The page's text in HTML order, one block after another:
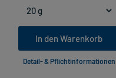
In den Warenkorb
Detail- & Pflichtinformationen